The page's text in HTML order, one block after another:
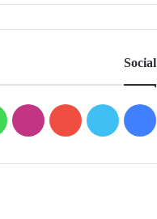
Social
فيسبوك
تويتر يوتيوب